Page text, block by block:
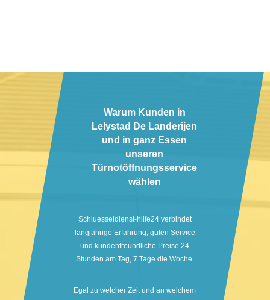
Warum Kunden in
Lelystad De Landerijen
und in ganz Essen
unseren
Türnotöffnungsservice
wählen
Schluesseldienst-hilfe24 verbindet
langjährige Erfahrung, guten Service
und kundenfreundliche Preise 24
Stunden am Tag, 7 Tage die Woche.
Egal zu welcher Zeit und an welchem